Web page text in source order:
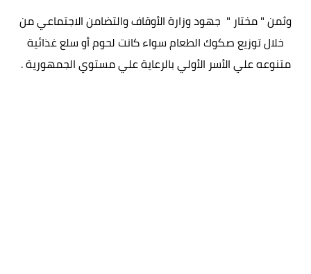
وثمن " مختار " جهود وزارة الأوقاف والتضامن الاجتماعي من
خلال توزيع صكوك الطعام سواء كانت لحوم أو سلع غذائية
متنوعه علي الأسر الأولي بالرعاية علي مستوي الجمهورية .